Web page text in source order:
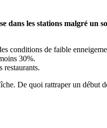
dans les stations malgré un
conditions de faible
30%.
restaurants.
De quoi rattraper un début